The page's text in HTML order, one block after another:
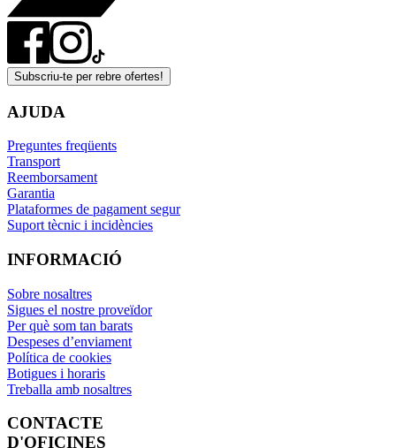
Subscriu-te per rebre ofertes!
AJUDA
Preguntes freqüents
Transport
Reemborsament
Garantia
Plataformes de pagament segur
Suport tècnic i incidències
INFORMACIÓ
Sobre nosaltres
Sigues el nostre proveïdor
Per què som tan barats
Despeses d’enviament
Política de cookies
Botigues i horaris
Treballa amb nosaltres
CONTACTE
D'OFICINES